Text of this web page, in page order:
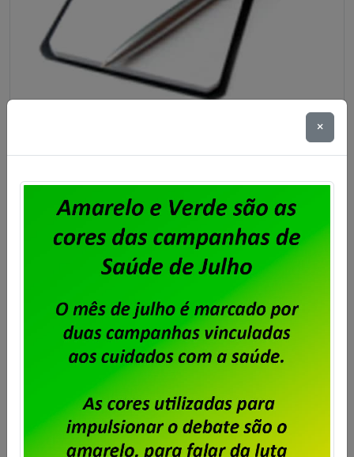
Dataprev – Sindpd-RJ abre prazo
oposição à contribuição para
custeio sindical sobre o ACT
2025/2027
Imprensaem01/05/2026.
O Acordo Coletivo de Trabalho 2025/2027 da
Dataprev prevê o desconto de percentual acordado
em assembleia para Custeio Sindical. No exercício de
2026 está aprovada pelos trabalhadores e
trabalhadoras a reposição salarial e das demais
cláusulas econômicas pelo índice da inflação mais 1%
de ganho real. No caso do Sindpd-RJ, os
trabalhadores aprovaram, em assembleia […]
×